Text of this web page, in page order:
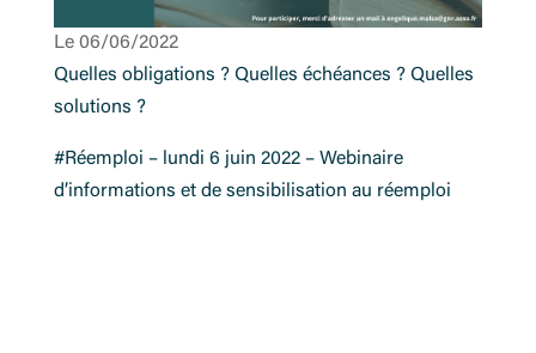
Le 06/06/2022
Quelles obligations ? Quelles échéances ? Quelles
solutions ?
#Réemploi – lundi 6 juin 2022 – Webinaire
d’informations et de sensibilisation au réemploi